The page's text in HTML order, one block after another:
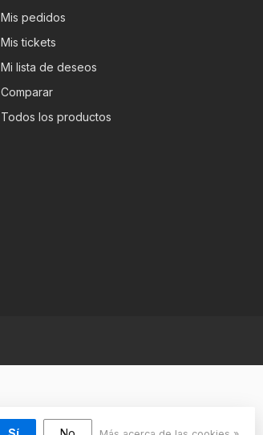
Mis pedidos
Mis tickets
Mi lista de deseos
Comparar
Todos los productos